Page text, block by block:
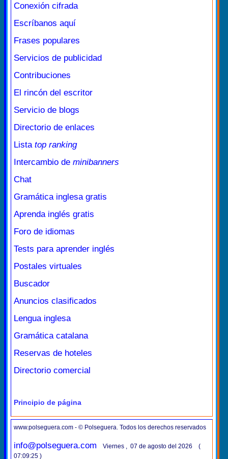
Conexión cifrada
Escríbanos aquí
Frases populares
Servicios de publicidad
Contribuciones
El rincón del escritor
Servicio de blogs
Directorio de enlaces
Lista top ranking
Intercambio de minibanners
Chat
Gramática inglesa gratis
Aprenda inglés gratis
Foro de idiomas
Tests para aprender inglés
Postales virtuales
Buscador
Anuncios clasificados
Lengua inglesa
Gramática catalana
Reservas de hoteles
Directorio comercial
Principio de página
www.polseguera.com - © Polseguera. Todos los derechos reservados
info@polseguera.com
Viernes , 07 de agosto del 2026 (
07:09:25 )